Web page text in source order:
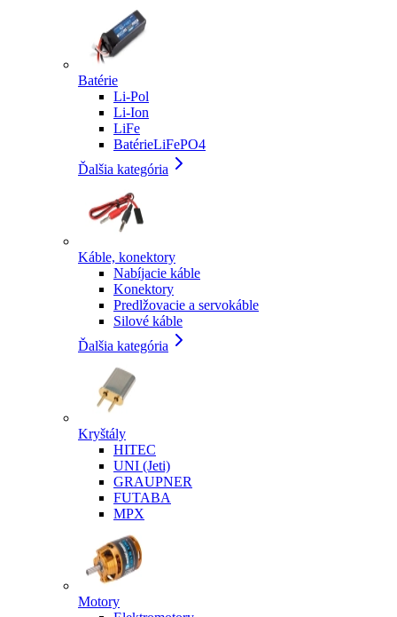
Batérie
Li-Pol
Li-Ion
LiFe
BatérieLiFePO4
Ďalšia kategória
Káble, konektory
Nabíjacie káble
Konektory
Predlžovacie a servokáble
Silové káble
Ďalšia kategória
Kryštály
HITEC
UNI (Jeti)
GRAUPNER
FUTABA
MPX
Motory